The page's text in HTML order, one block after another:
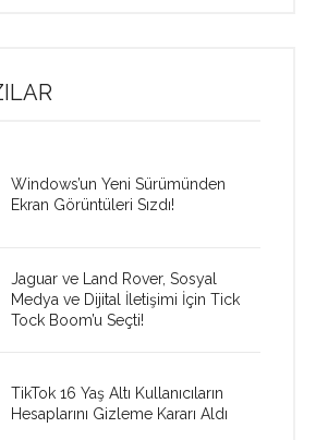
Windows’un Yeni Sürümünden
Ekran Görüntüleri Sızdı!
Jaguar ve Land Rover, Sosyal
Medya ve Dijital İletişimi İçin Tick
Tock Boom’u Seçti!
TikTok 16 Yaş Altı Kullanıcıların
Hesaplarını Gizleme Kararı Aldı